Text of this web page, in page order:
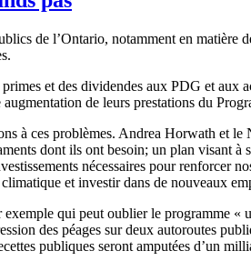
de l’Ontario, notamment en matière
et des dividendes aux PDG et aux
de leurs prestations du
à ces problèmes. Andrea Horwath et
dont ils ont besoin; un plan visant
nécessaires pour renforcer
et investir dans de nouveaux
qui peut oublier le programme
des péages sur deux autoroutes
publiques seront amputées d’un